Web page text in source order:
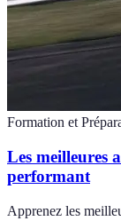
Formation et
Les meilleures
performant
Apprenez les